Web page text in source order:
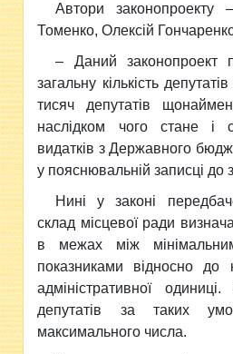
Автори законопроекту
Томенко, Олексій
– Даний законопроект
загальну кількість
тисяч депутатів
наслідком чого стане і
видатків з Державного
у пояснювальній записці до
Нині у законі
склад місцевої ради
в межах між
показниками відносно до
адміністративної одиниці.
депутатів за таких
максимального числа.